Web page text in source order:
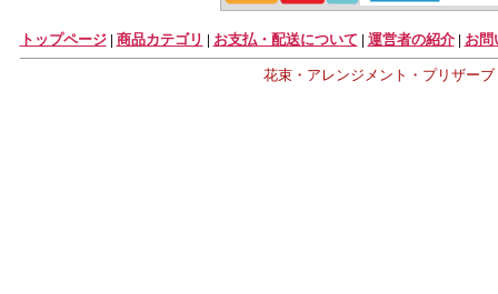
トップページ| 商品カテゴリ | お支払・配送について | 運営者の紹介| お問
花束・アレンジメント・プリザー